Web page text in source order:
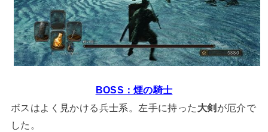
BOSS：煙の騎士
ボスはよく見かける兵士系。左手に持った 大剣 が厄介で
した。